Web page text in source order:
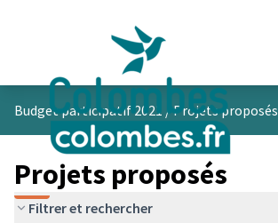
Budget participatif 2021 /Projets proposés
Projets proposés
Filtrer et rechercher